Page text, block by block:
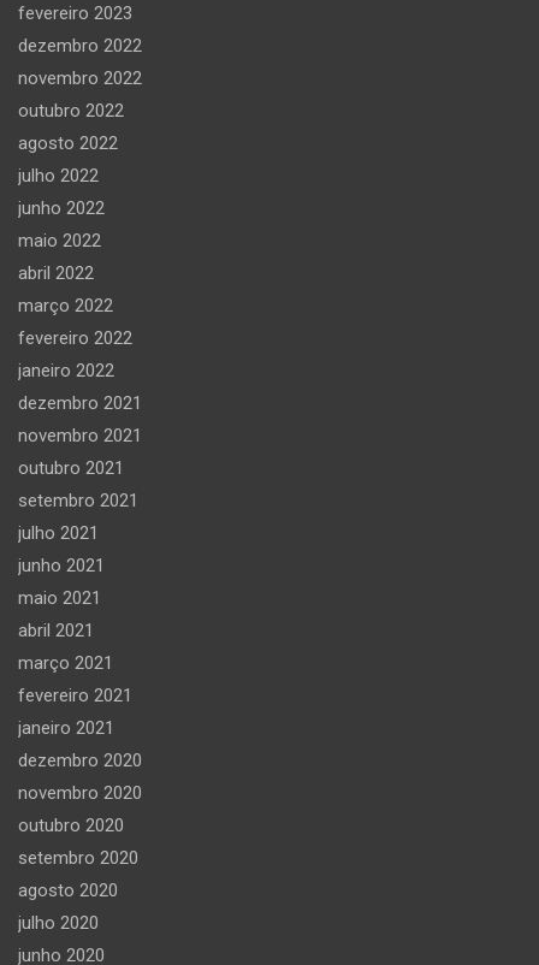
fevereiro 2023
dezembro 2022
novembro 2022
outubro 2022
agosto 2022
julho 2022
junho 2022
maio 2022
abril 2022
março 2022
fevereiro 2022
janeiro 2022
dezembro 2021
novembro 2021
outubro 2021
setembro 2021
julho 2021
junho 2021
maio 2021
abril 2021
março 2021
fevereiro 2021
janeiro 2021
dezembro 2020
novembro 2020
outubro 2020
setembro 2020
agosto 2020
julho 2020
junho 2020